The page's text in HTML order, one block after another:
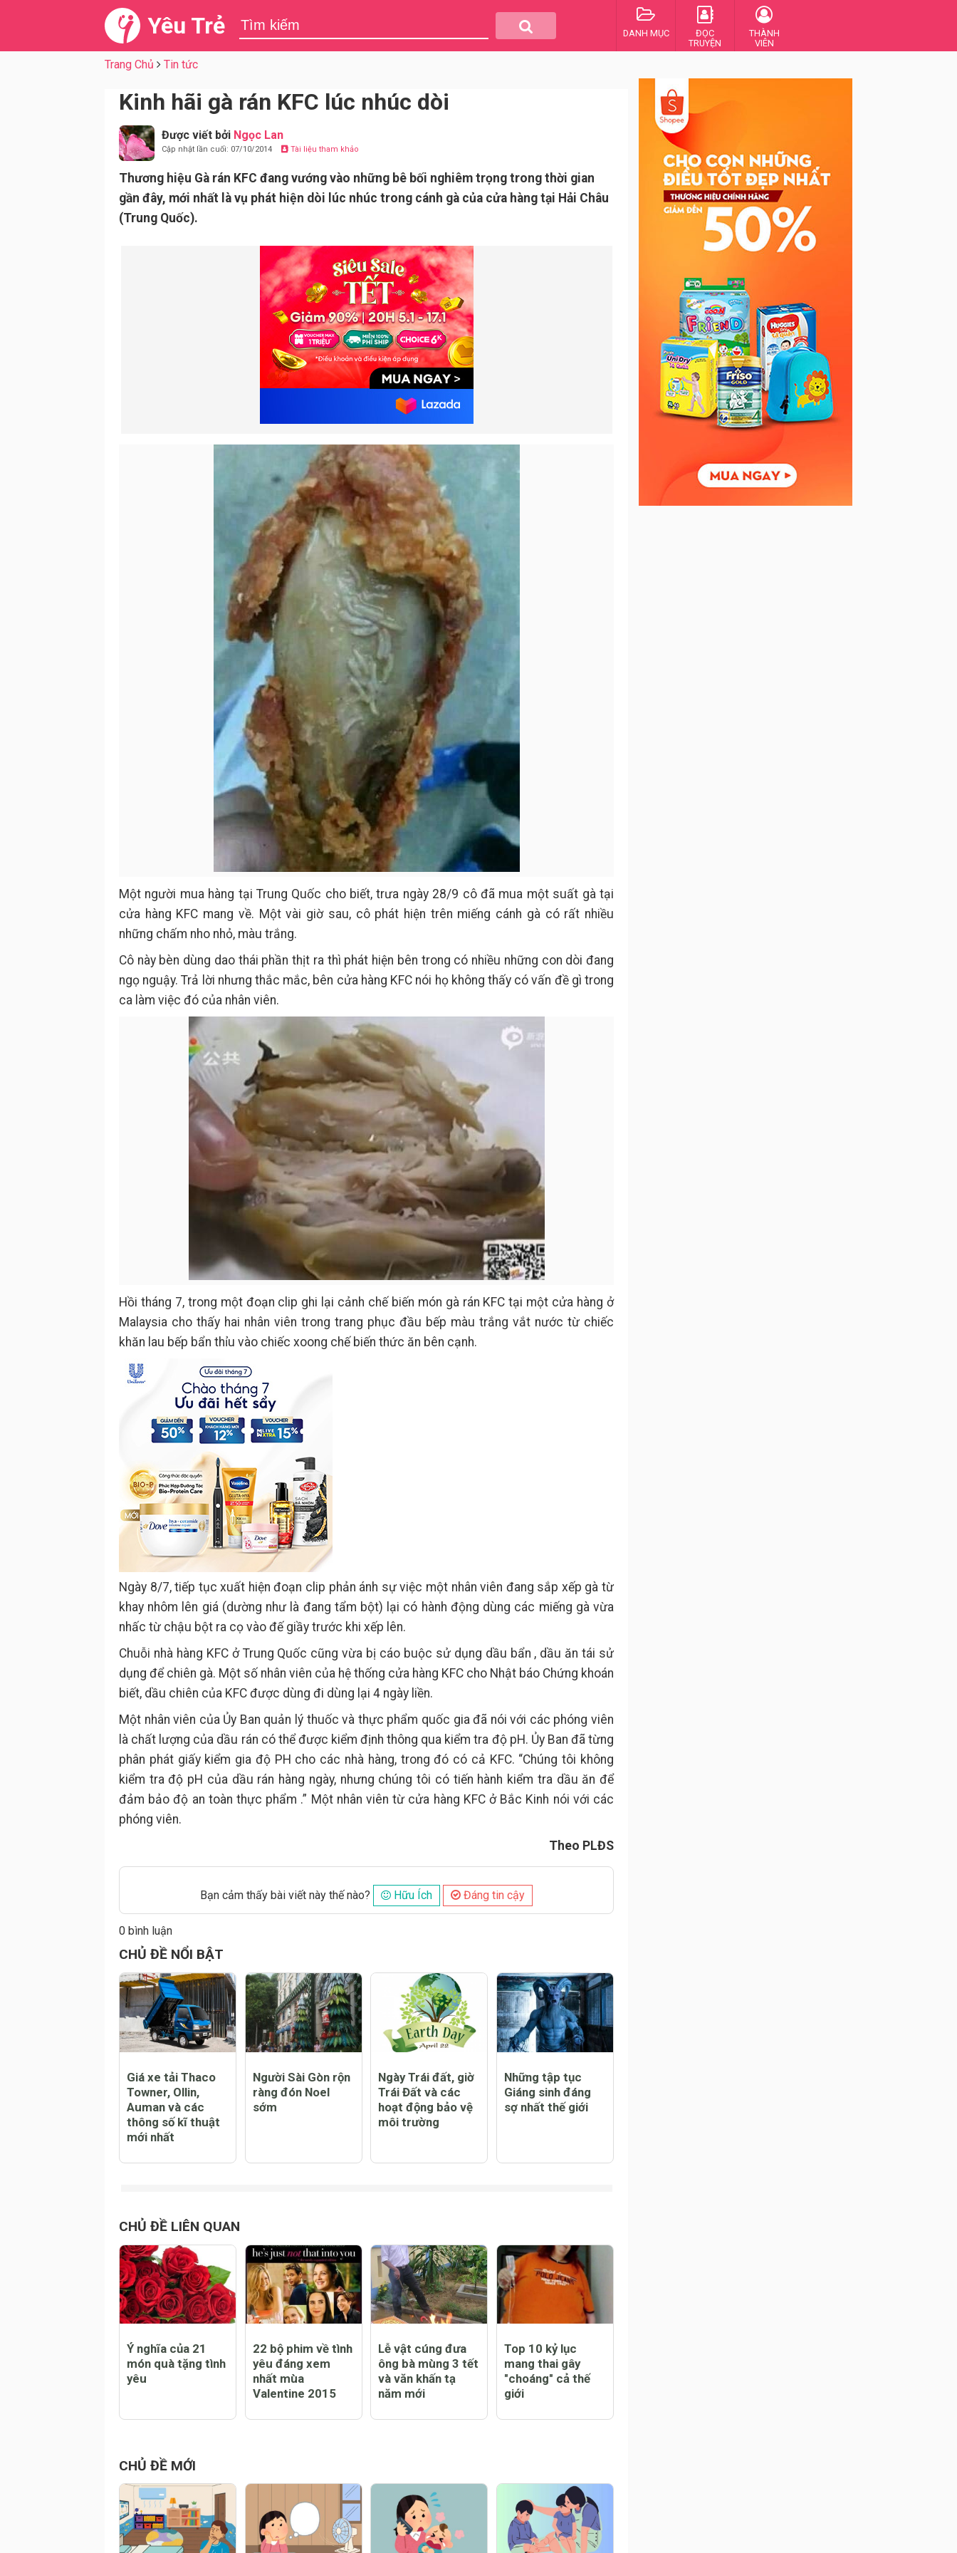
Yêu Trẻ DANH MỤC
ĐỌC
TRUYỆN
THÀNH
VIÊN
Trang Chủ Tin tức
Kinh hãi gà rán KFC lúc nhúc dòi
Được viết bởi Ngọc Lan
Cập nhật lần cuối: 07/10/2014 Tài liệu tham khảo
Thương hiệu Gà rán KFC đang vướng vào những bê bối nghiêm trọng trong thời gian
gần đây, mới nhất là vụ phát hiện dòi lúc nhúc trong cánh gà của cửa hàng tại Hải Châu
(Trung Quốc).
Một người mua hàng tại Trung Quốc cho biết, trưa ngày 28/9 cô đã mua một suất gà tại
cửa hàng KFC mang về. Một vài giờ sau, cô phát hiện trên miếng cánh gà có rất nhiều
những chấm nho nhỏ, màu trắng.
Cô này bèn dùng dao thái phần thịt ra thì phát hiện bên trong có nhiều những con dòi đang
ngọ nguậy. Trả lời nhưng thắc mắc, bên cửa hàng KFC nói họ không thấy có vấn đề gì trong
ca làm việc đó của nhân viên.
Hồi tháng 7, trong một đoạn clip ghi lại cảnh chế biến món gà rán KFC tại một cửa hàng ở
Malaysia cho thấy hai nhân viên trong trang phục đầu bếp màu trắng vắt nước từ chiếc
khăn lau bếp bẩn thỉu vào chiếc xoong chế biến thức ăn bên cạnh.
Ngày 8/7, tiếp tục xuất hiện đoạn clip phản ánh sự việc một nhân viên đang sắp xếp gà từ
khay nhôm lên giá (dường như là đang tẩm bột) lại có hành động dùng các miếng gà vừa
nhấc từ chậu bột ra cọ vào đế giầy trước khi xếp lên.
Chuỗi nhà hàng KFC ở Trung Quốc cũng vừa bị cáo buộc sử dụng dầu bẩn , dầu ăn tái sử
dụng để chiên gà. Một số nhân viên của hệ thống cửa hàng KFC cho Nhật báo Chứng khoán
biết, dầu chiên của KFC được dùng đi dùng lại 4 ngày liền.
Một nhân viên của Ủy Ban quản lý thuốc và thực phẩm quốc gia đã nói với các phóng viên
là chất lượng của dầu rán có thể được kiểm định thông qua kiểm tra độ pH. Ủy Ban đã từng
phân phát giấy kiểm gia độ PH cho các nhà hàng, trong đó có cả KFC. “Chúng tôi không
kiểm tra độ pH của dầu rán hàng ngày, nhưng chúng tôi có tiến hành kiểm tra dầu ăn để
đảm bảo độ an toàn thực phẩm .” Một nhân viên từ cửa hàng KFC ở Bắc Kinh nói với các
phóng viên.
Theo PLĐS
Bạn cảm thấy bài viết này thế nào? Hữu Ích Đáng tin cậy
0 bình luận
Đăng
thông số kĩ thuật
mới nhất
Ý nghĩa của 21
món quà tặng tình
yêu
nhất mùa
Valentine 2015
và văn khấn tạ
năm mới
"choáng" cả thế
giới